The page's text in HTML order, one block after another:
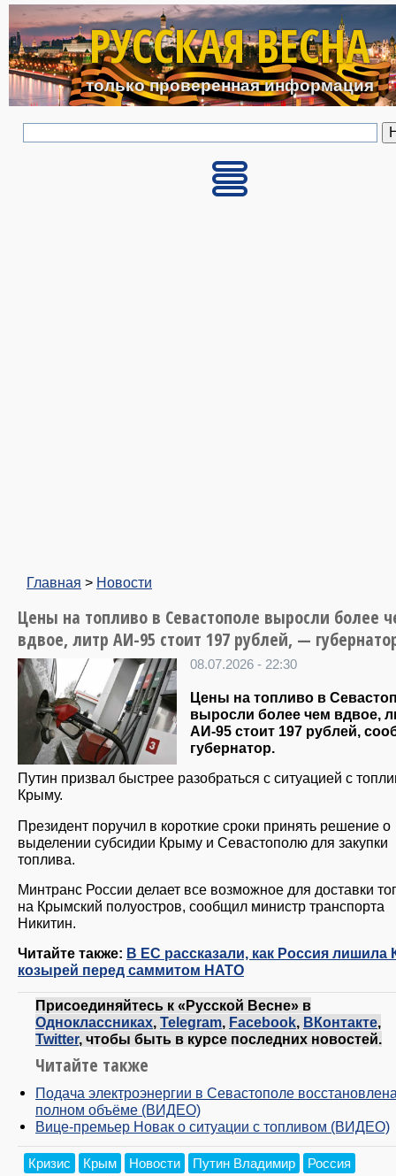
Перейти к основному
РУССКАЯ ВЕСНА
только проверенная информация
Главная > Новости
Цены на топливо в Севастополе выросли более
вдвое, литр АИ-95 стоит 197 рублей, —
08.07.2026 - 22:30
Цены на топливо в
выросли более чем вдвое,
АИ-95 стоит 197 рублей,
губернатор.
Путин призвал быстрее разобраться с ситуацией с
Крыму.
Президент поручил в короткие сроки принять решение о
выделении субсидии Крыму и Севастополю для закупки
топлива.
Минтранс России делает все возможное для доставки
на Крымский полуостров, сообщил министр транспорта
Никитин.
Читайте также: В ЕС рассказали, как Россия лишила
козырей перед саммитом НАТО
Присоединяйтесь к «Русской Весне» в
Одноклассниках, Telegram, Facebook, ВКонтакте,
Twitter, чтобы быть в курсе последних новостей.
Читайте также
Подача электроэнергии в Севастополе
полном объёме (ВИДЕО)
Вице-премьер Новак о ситуации с топливом (ВИДЕО)
Кризис Крым Новости Путин Владимир
Россия